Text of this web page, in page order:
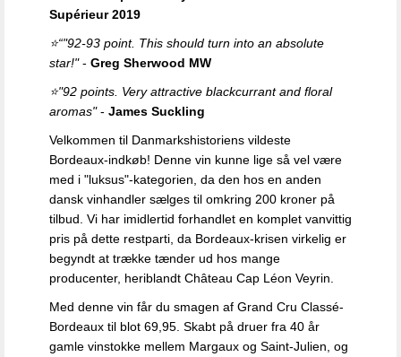
Supérieur 2019
⭐“"92-93 point. This should turn into an absolute
star!" - Greg Sherwood MW
⭐"92 points. Very attractive blackcurrant and floral
aromas"- James Suckling
Velkommen til Danmarkshistoriens vildeste
Bordeaux-indkøb! Denne vin kunne lige så vel være
med i "luksus"-kategorien, da den hos en anden
dansk vinhandler sælges til omkring 200 kroner på
tilbud. Vi har imidlertid forhandlet en komplet vanvittig
pris på dette restparti, da Bordeaux-krisen virkelig er
begyndt at trække tænder ud hos mange
producenter, heriblandt Château Cap Léon Veyrin.
Med denne vin får du smagen af Grand Cru Classé-
Bordeaux til blot 69,95. Skabt på druer fra 40 år
gamle vinstokke mellem Margaux og Saint-Julien, og